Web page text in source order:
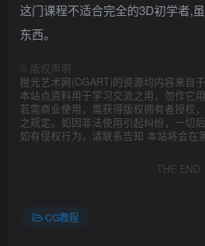
这门课程不适合完全的3D初学者,
东西。
版权声明
橙光艺术网(CGART)的资源均内容来自
本站点资料用于学习交流之用，勿作它用
若需商业使用，需获得版权拥有者授权
之规定。如因非法使用引起纠纷，一切
如有侵权行为，请联系告知 本站将会在
THE END
CG教程